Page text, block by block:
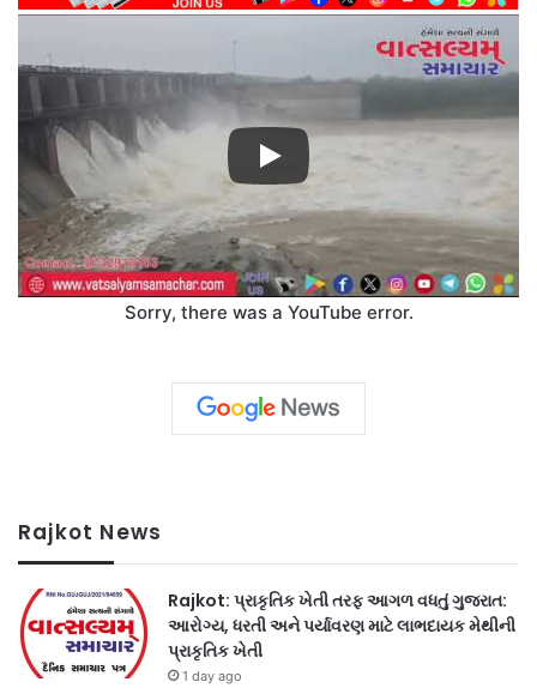
Sorry, there was a YouTube error.
Rajkot News
Rajkot: પ્રાકૃતિક ખેતી તરફ આગળ વધતું ગુજરાત:
આરોગ્ય, ધરતી અને પર્યાવરણ માટે લાભદાયક મેથીની
પ્રાકૃતિક ખેતી
1 day ago